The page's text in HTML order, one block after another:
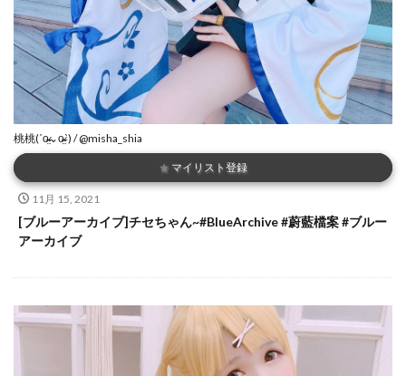
桃桃(ˊo̴̶̷̤⌄o̴̶̷̤ˋ) / @misha_shia
★ マイリスト登録
11月 15, 2021
[ブルーアーカイブ]チセちゃん~#BlueArchive #蔚藍檔案 #ブルー
アーカイブ